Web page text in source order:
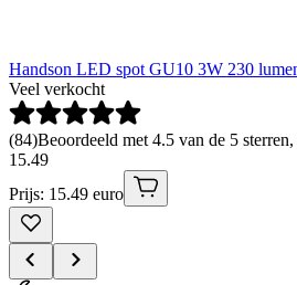
Handson LED spot GU10 3W 230
Veel verkocht
(84)Beoordeeld met 4.5 van de 5
15.49
Prijs: 15.49 euro